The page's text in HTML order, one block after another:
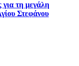
τη μεγάλη
Στεφάνου